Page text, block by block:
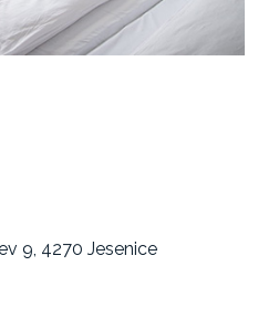
9, 4270 Jesenice